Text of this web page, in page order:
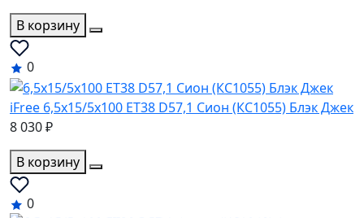
В корзину
0
iFree 6,5x15/5x100 ET38 D57,1 Сион (КС1055) Блэк Джек
8 030 ₽
В корзину
0